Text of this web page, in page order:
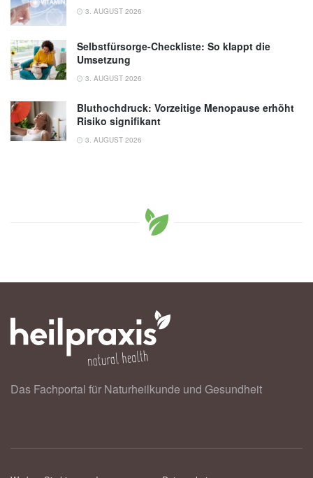
3. AUGUST 2026
Selbstfürsorge-Checkliste: So klappt die
Umsetzung
3. AUGUST 2026
Bluthochdruck: Vorzeitige Menopause erhöht
Risiko signifikant
3. AUGUST 2026
Das Fachportal für Naturheilkunde und Gesundheit